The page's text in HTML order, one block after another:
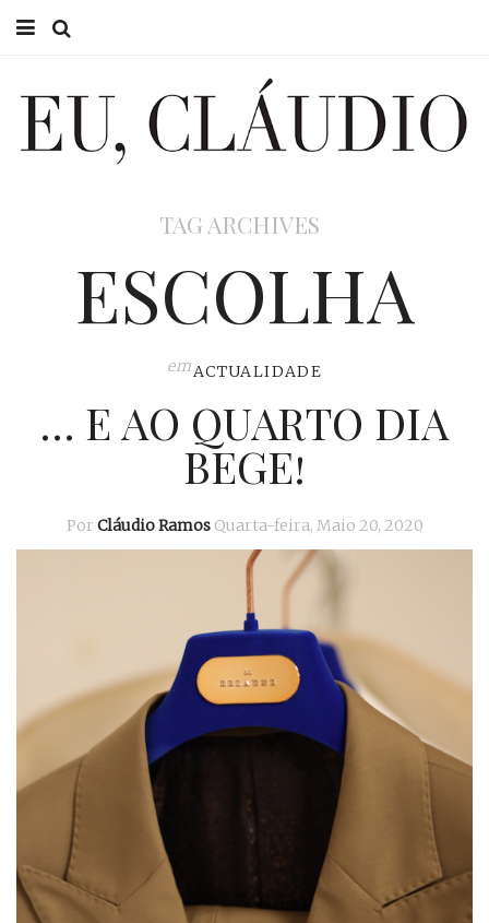
EU CLÁUDIO
TAG ARCHIVES
ESCOLHA
emACTUALIDADE
… E AO QUARTO DIA
BEGE!
Por Cláudio Ramos Quarta-feira, Maio 20, 2020